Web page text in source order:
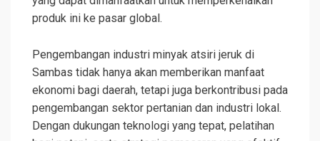
produk ini ke pasar global.
Pengembangan industri minyak atsiri jeruk di
Sambas tidak hanya akan memberikan manfaat
ekonomi bagi daerah, tetapi juga berkontribusi pada
pengembangan sektor pertanian dan industri lokal.
Dengan dukungan teknologi yang tepat, pelatihan